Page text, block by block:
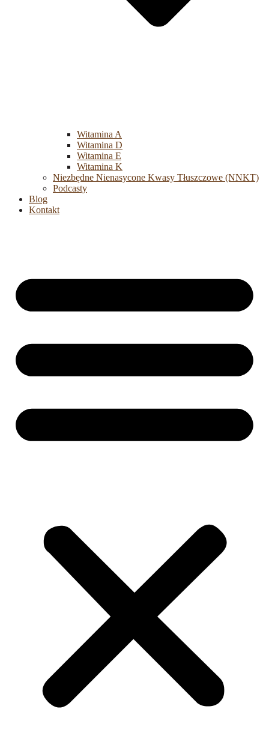
Witamina A
Witamina D
Witamina E
Witamina K
Niezbędne Nienasycone Kwasy Tłuszczowe (NNKT)
Podcasty
Blog
Kontakt